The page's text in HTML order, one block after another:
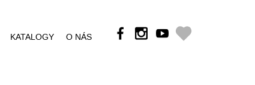
KATALOGY O NÁS